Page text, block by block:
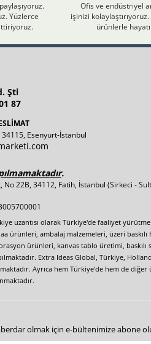
Yüzlerce
Ofis ve endüstriyel
işinizi
ürünlerle
Şti
87
Esenyurt-İstanbul
.
No 22B, 34112, Fatih, İstanbul (Sirkeci -
uzantısı olarak Türkiye'de faaliyet
ürünleri, ambalaj malzemeleri, üzeri baskılı
ürünleri, kanvas tablo üretimi, baskılı
Extra Ideas Global, Türkiye,
Ayrıca hem Türkiye'de hem de diğer
olmak için e-bültenimize abone